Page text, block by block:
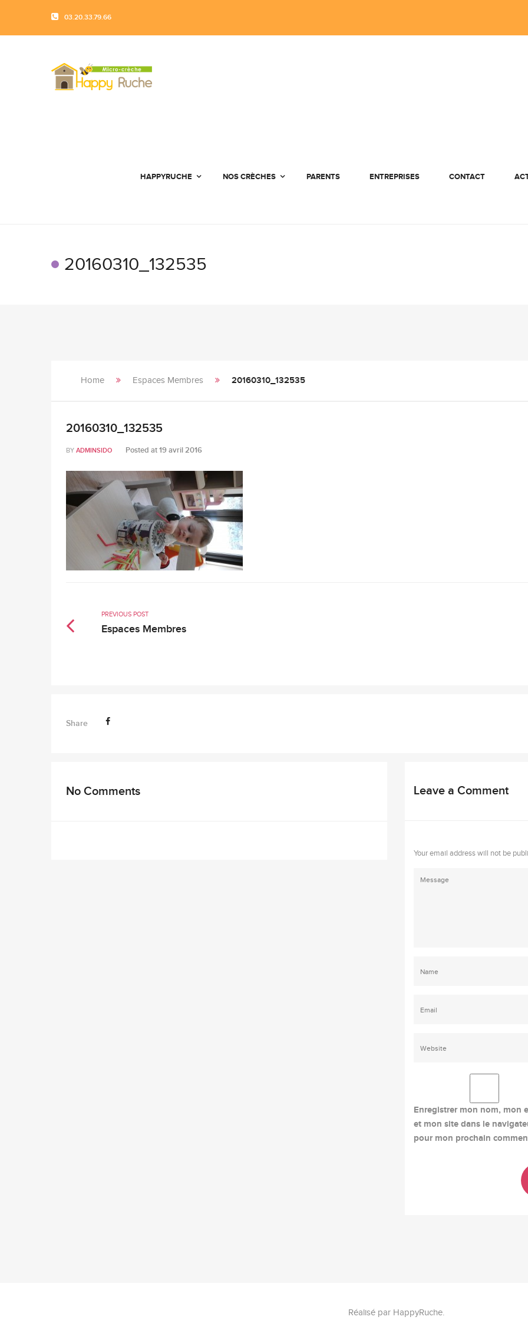
03.20.33.79.66
HAPPYRUCHE NOS CRÈCHES PARENTS ENTREPRISES CONTACT
20160310_132535
Home Espaces Membres 20160310_132535
20160310_132535
BY ADMINSIDO Posted at19 avril 2016
PREVIOUS POST
Espaces Membres
Share
No Comments Leave a Comment
Your email address will not be
Enregistrer mon nom, mon
et mon site dans le
pour mon prochain
Réalisé par HappyRuche.